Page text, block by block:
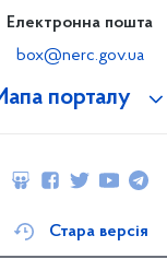
порталу
Електронна пошта
box@nerc.gov.ua
Стара версія